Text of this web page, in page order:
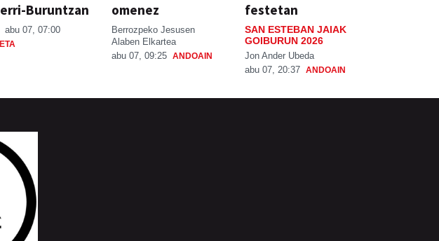
Buruntzan
abu 07, 07:00
omenez
Berrozpeko Jesusen
Alaben Elkartea
abu 07, 09:25 ANDOAIN
festetan
SAN ESTEBAN JAIAK
GOIBURUN 2026
Jon Ander Ubeda
abu 07, 20:37 ANDOAIN